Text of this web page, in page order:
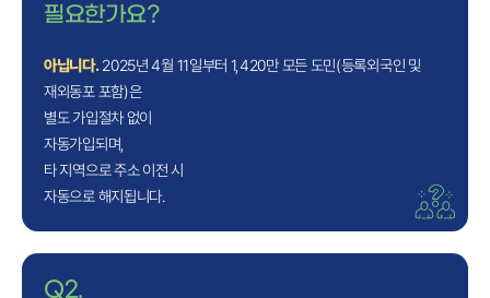
필요한가요?
아닙니다.2025년 4월 11일부터 1,420만 모든 도민(등록외국인 및
재외동포 포함)은
별도 가입절차 없이
자동가입되며,
타 지역으로 주소 이전 시
자동으로 해지됩니다.
Q2.